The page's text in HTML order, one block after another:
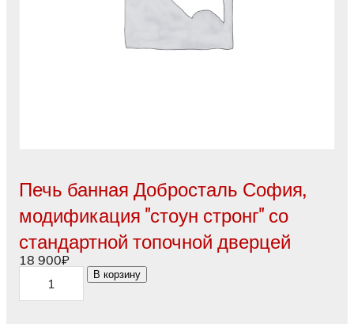
Печь банная Добросталь София,
модификация "стоун стронг" со
стандартной топочной дверцей
18 900₽
Количество
товара
Печь
В корзину